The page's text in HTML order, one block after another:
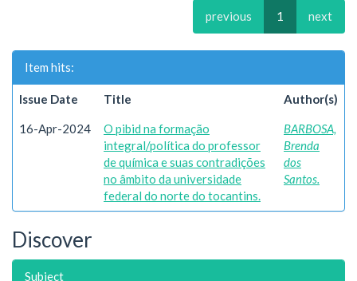
previous 1 next
Item hits:
Issue Date Title Author(s)
16-Apr-2024
O pibid na formação
integral/política do professor
de química e suas contradições
no âmbito da universidade
federal do norte do tocantins.
BARBOSA,
Brenda
dos
Santos.
Discover
Subject